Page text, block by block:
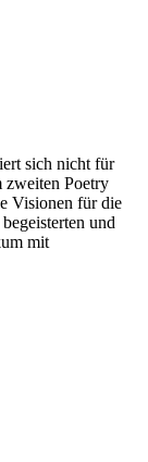
sich nicht für
zweiten Poetry
Visionen für die
und
mit